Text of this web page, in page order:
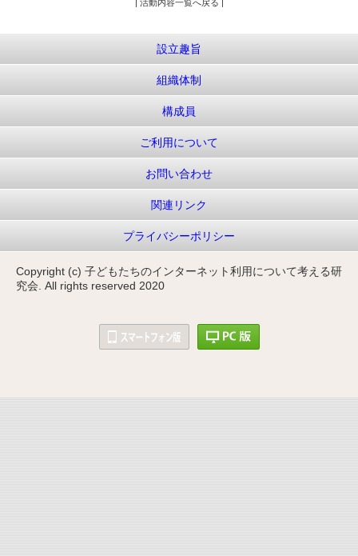
| 活動内容一覧へ戻る |
設立趣旨
組織体制
構成員
ご利用について
お問い合わせ
関連リンク
プライバシーポリシー
Copyright (c) 子どもたちのインターネット利用について考える研
究会. All rights reserved 2020